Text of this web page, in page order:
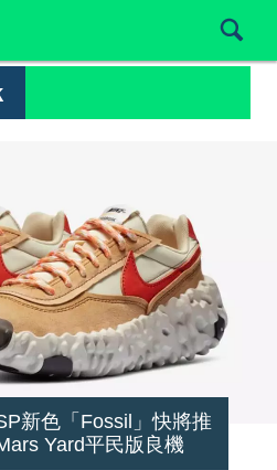
新色「Fossil」快將推
Yard平民版良機